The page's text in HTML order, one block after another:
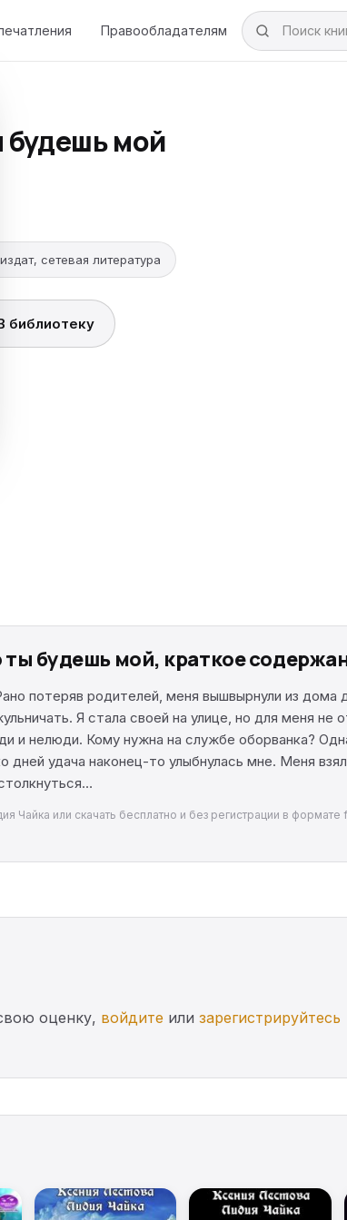
Правообладателям
будешь мой
сетевая литература
библиотеку
будешь мой, краткое
потеряв родителей, меня вышвырнули из дома
Я стала своей на улице, но для меня не
нелюди. Кому нужна на службе оборванка?
дней удача наконец-то улыбнулась мне. Меня
Чайка или скачать бесплатно и без регистрации в
оценку, войдите или зарегистрируйтесь